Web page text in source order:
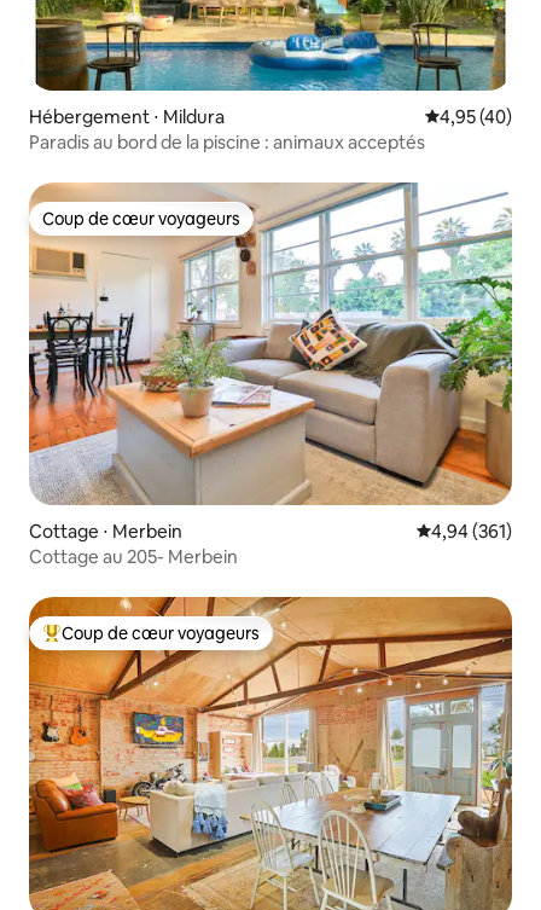
Hébergement ⋅ Mildura Évaluation
4,95 (40)
Paradis au bord de la piscine : animaux acceptés
Coup de cœur voyageurs
Coup de cœur voyageurs
Cottage ⋅ Merbein Évaluation
4,94 (361)
Cottage au 205- Merbein
Coups de cœur voyageurs les plus appréciés
Coup de cœur voyageurs